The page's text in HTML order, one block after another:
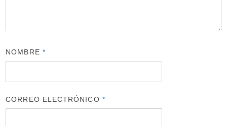
NOMBRE *
CORREO ELECTRÓNICO *